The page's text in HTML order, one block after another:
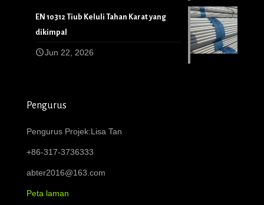
EN 10312 Tiub Keluli Tahan Karat yang
dikimpal
Jun 22, 2026
Pengurus
Pengurus Projek:Lisa Tan
+86-317-3736333
abter2016@163.com
Peta laman